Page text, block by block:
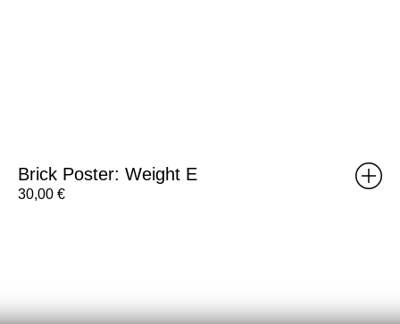
Brick Poster: Weight E
30,00 €